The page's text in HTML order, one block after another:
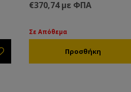
κουβάδων. Η αντλία σιροπιού/
υψηλής τάσης 12 volt είναι
ανοίγει και κλείνει αυτόματα
ανοίγετε και κλείνετε τη
τοποθετημένη σε καρούλι με
€370,74 με ΦΠΑ
Σε Απόθεμα